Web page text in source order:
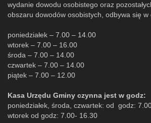
wydanie dowodu osobistego oraz
obszaru dowodów osobistych, odbywa się w
poniedziałek – 7.00 – 14.00
wtorek – 7.00 – 16.00
środa – 7.00 – 14.00
czwartek – 7.00 – 14.00
piątek – 7.00 – 12.00
Kasa Urzędu Gminy czynna jest w godz:
poniedziałek, środa, czwartek: od godz:
wtorek od godz: 7.00- 16.30